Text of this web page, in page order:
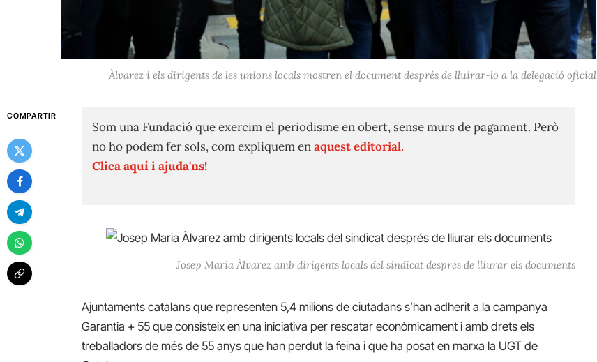
Àlvarez i els dirigents de les unions locals mostren el document després de lluirar-lo a la delegació oficial
COMPARTIR
Som una Fundació que exercim el periodisme en obert, sense murs de pagament. Però
no ho podem fer sols, com expliquem enaquest editorial.
Clica aquí i ajuda'ns!
Josep Maria Àlvarez amb dirigents locals del sindicat després de lliurar els documents
Ajuntaments catalans que representen 5,4 milions de ciutadans s’han adherit a la campanya
Garantia + 55 que consisteix en una iniciativa per rescatar econòmicament i amb drets els
treballadors de més de 55 anys que han perdut la feina i que ha posat en marxa la UGT de